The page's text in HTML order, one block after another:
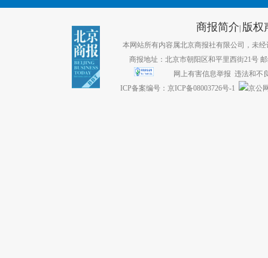
商报简介| 版权
本网站所有内容属北京商报社有限公司，未经
商报地址：北京市朝阳区和平里西街21号
网上有害信息举报 违法和不
ICP备案编号：京ICP备08003726号-1
京公